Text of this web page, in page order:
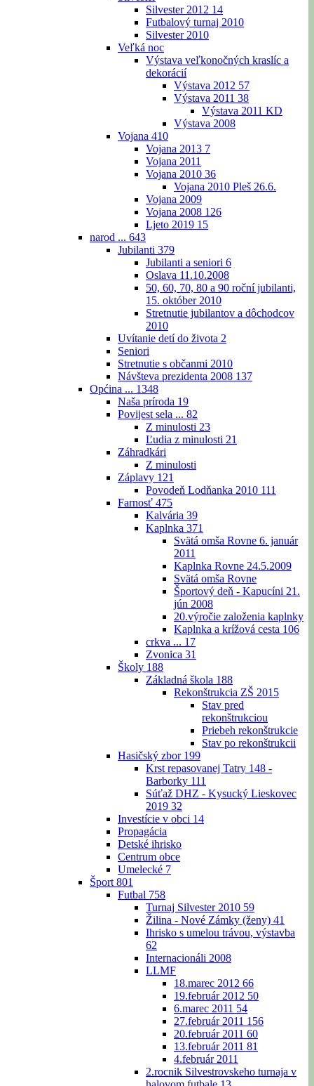
Silvester 2012 14
Futbalový turnaj 2010
Silvester 2010
Veľká noc
Výstava veľkonočných kraslíc a
dekorácií
Výstava 2012 57
Výstava 2011 38
Výstava 2011 KD
Výstava 2008
Vojana 410
Vojana 2013 7
Vojana 2011
Vojana 2010 36
Vojana 2010 Pleš 26.6.
Vojana 2009
Vojana 2008 126
Ljeto 2019 15
narod ... 643
Jubilanti 379
Jubilanti a seniori 6
Oslava 11.10.2008
50, 60, 70, 80 a 90 roční jubilanti,
15. október 2010
Stretnutie jubilantov a dôchodcov
2010
Uvítanie detí do života 2
Seniori
Stretnutie s občanmi 2010
Návšteva prezidenta 2008 137
Općina ... 1348
Naša príroda 19
Povijest sela ... 82
Z minulosti 23
Ľudia z minulosti 21
Záhradkári
Z minulosti
Záplavy 121
Povodeň Lodňanka 2010 111
Farnosť 475
Kalvária 39
Kaplnka 371
Svätá omša Rovne 6. január
2011
Kaplnka Rovne 24.5.2009
Svätá omša Rovne
Športový deň - Kapucíni 21.
jún 2008
20.výročie založenia kaplnky
Kaplnka a krížová cesta 106
crkva ... 17
Zvonica 31
Školy 188
Základná škola 188
Rekonštrukcia ZŠ 2015
Stav pred
rekonštrukciou
Priebeh rekonštrukcie
Stav po rekonštrukcii
Hasičský zbor 199
Krst repasovanej Tatry 148 -
Barborky 111
Súťaž DHZ - Kysucký Lieskovec
2019 32
Investície v obci 14
Propagácia
Detské ihrisko
Centrum obce
Umelecké 7
Šport 801
Futbal 758
Turnaj Silvester 2010 59
Žilina - Nové Zámky (ženy) 41
Ihrisko s umelou trávou, výstavba
62
Internacionáli 2008
LLMF
18.marec 2012 66
19.február 2012 50
6.marec 2011 54
27.február 2011 156
20.február 2011 60
13.február 2011 81
4.február 2011
2.rocnik Silvestrovskeho turnaja v